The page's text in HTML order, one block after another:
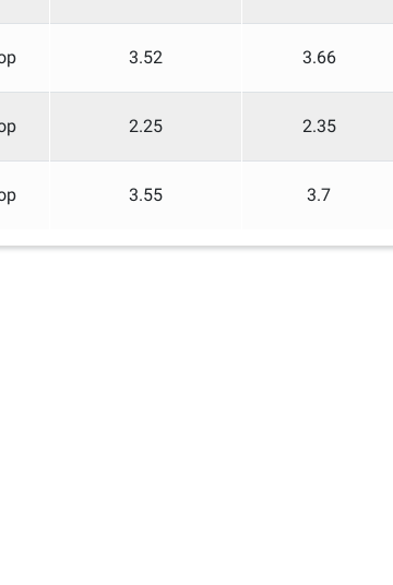
3.52 3.66
2.25 2.35
3.55 3.7